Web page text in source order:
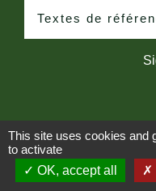
Textes de
This site uses cookies and
to activate
OK, accept all